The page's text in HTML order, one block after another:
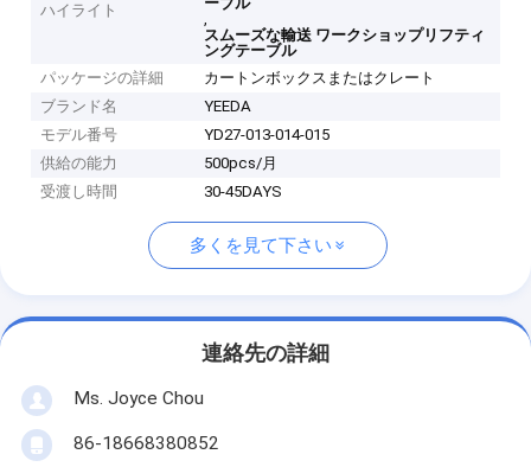
ハイライト
,
スムーズな輸送 ワークショップリフティ
ングテーブル
パッケージの詳細
カートンボックスまたはクレート
ブランド名
YEEDA
モデル番号
YD27-013-014-015
供給の能力
500pcs/月
受渡し時間
30-45DAYS
多くを見て下さい
連絡先の詳細
Ms. Joyce Chou
86-18668380852